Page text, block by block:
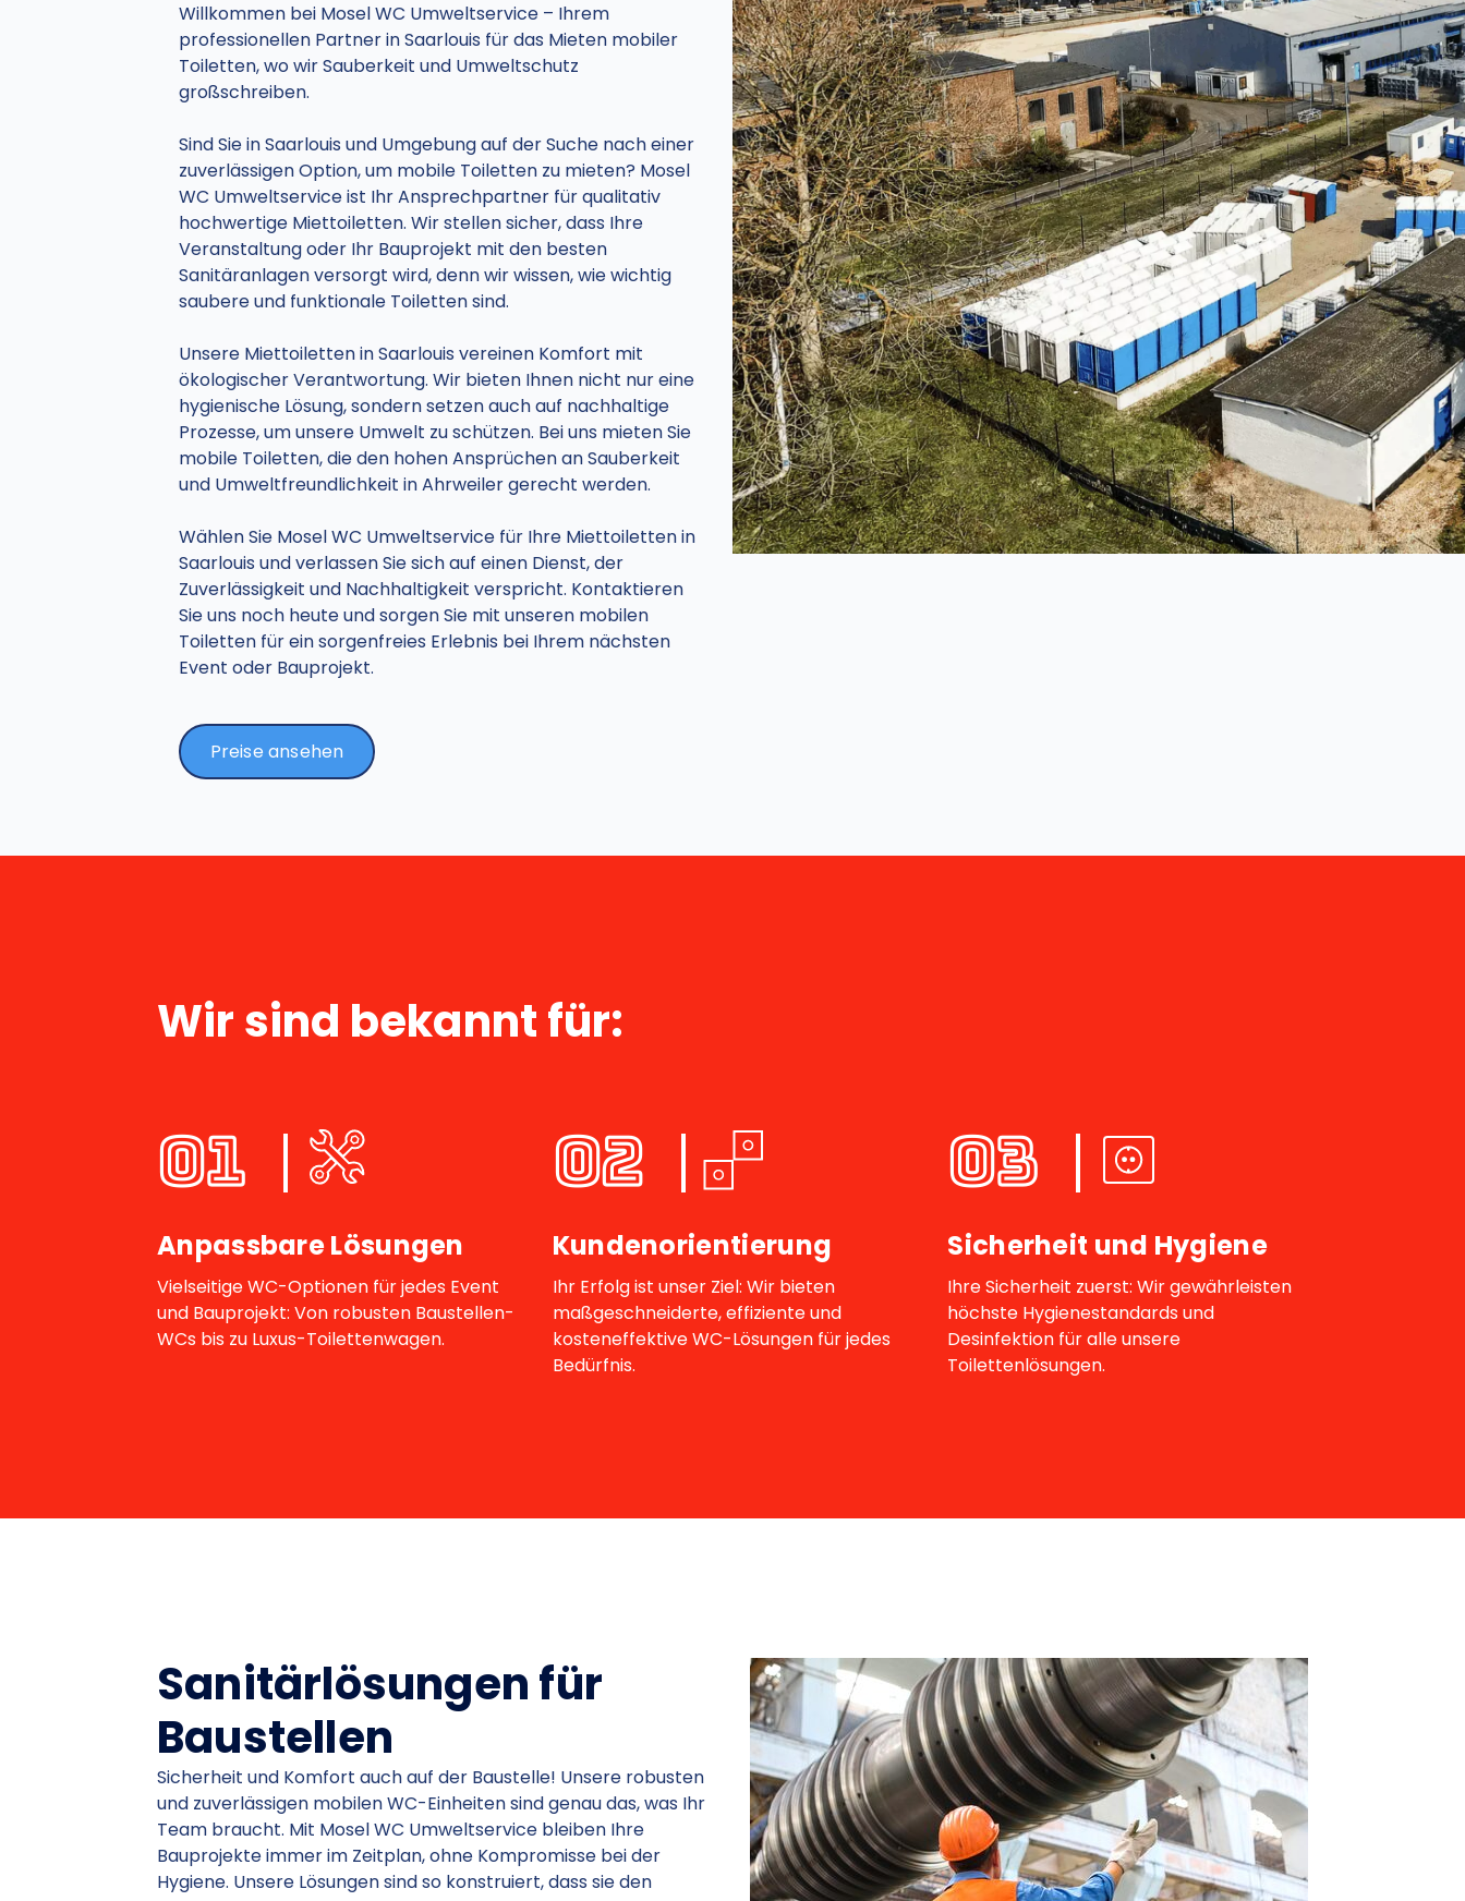
Willkommen bei Mosel WC Umweltservice – Ihrem
professionellen Partner in Saarlouis für das Mieten mobiler
Toiletten, wo wir Sauberkeit und Umweltschutz
großschreiben.
Sind Sie in Saarlouis und Umgebung auf der Suche nach einer
zuverlässigen Option, um mobile Toiletten zu mieten? Mosel
WC Umweltservice ist Ihr Ansprechpartner für qualitativ
hochwertige Miettoiletten. Wir stellen sicher, dass Ihre
Veranstaltung oder Ihr Bauprojekt mit den besten
Sanitäranlagen versorgt wird, denn wir wissen, wie wichtig
saubere und funktionale Toiletten sind.
Unsere Miettoiletten in Saarlouis vereinen Komfort mit
ökologischer Verantwortung. Wir bieten Ihnen nicht nur eine
hygienische Lösung, sondern setzen auch auf nachhaltige
Prozesse, um unsere Umwelt zu schützen. Bei uns mieten Sie
mobile Toiletten, die den hohen Ansprüchen an Sauberkeit
und Umweltfreundlichkeit in Ahrweiler gerecht werden.
Wählen Sie Mosel WC Umweltservice für Ihre Miettoiletten in
Saarlouis und verlassen Sie sich auf einen Dienst, der
Zuverlässigkeit und Nachhaltigkeit verspricht. Kontaktieren
Sie uns noch heute und sorgen Sie mit unseren mobilen
Toiletten für ein sorgenfreies Erlebnis bei Ihrem nächsten
Event oder Bauprojekt.
Preise ansehen
Wir sind bekannt für:
01
Anpassbare Lösungen
Vielseitige WC-Optionen für jedes Event
und Bauprojekt: Von robusten Baustellen-
WCs bis zu Luxus-Toilettenwagen.
02
Kundenorientierung
Ihr Erfolg ist unser Ziel: Wir bieten
maßgeschneiderte, effiziente und
kosteneffektive WC-Lösungen für jedes
Bedürfnis.
03
Sicherheit und Hygiene
Ihre Sicherheit zuerst: Wir gewährleisten
höchste Hygienestandards und
Desinfektion für alle unsere
Toilettenlösungen.
Sanitärlösungen für
Baustellen
Sicherheit und Komfort auch auf der Baustelle! Unsere robusten
und zuverlässigen mobilen WC-Einheiten sind genau das, was Ihr
Team braucht. Mit Mosel WC Umweltservice bleiben Ihre
Bauprojekte immer im Zeitplan, ohne Kompromisse bei der
Hygiene. Unsere Lösungen sind so konstruiert, dass sie den